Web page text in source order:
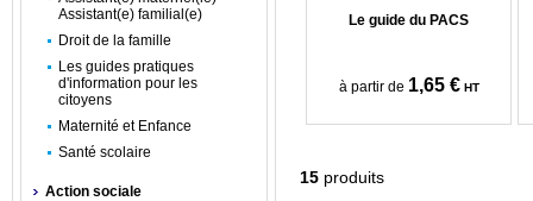
Le guide du PACS
à partir de 1,65 € HT
15 produits
Assistant(e) familial(e)
Droit de la famille
Les guides pratiques
d'information pour les
citoyens
Maternité et Enfance
Santé scolaire
Action sociale